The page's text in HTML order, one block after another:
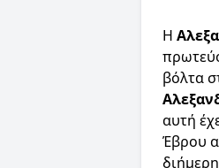
Η
βόλτα
αυτή
Έβρου